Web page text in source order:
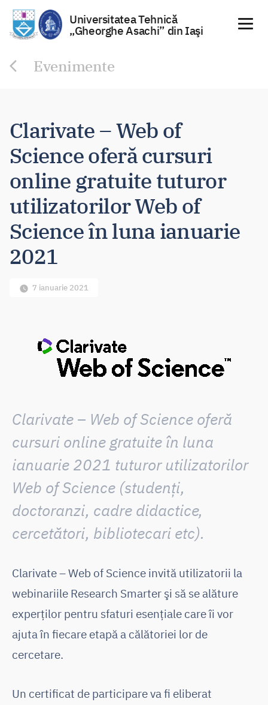
Universitatea Tehnică
„Gheorghe Asachi” din Iaşi
Evenimente
Clarivate – Web of
Science oferă cursuri
online gratuite tuturor
utilizatorilor Web of
Science în luna ianuarie
2021
7 ianuarie 2021
Clarivate – Web of Science oferă
cursuri online gratuite în luna
ianuarie 2021 tuturor utilizatorilor
Web of Science (studenți,
doctoranzi, cadre didactice,
cercetători, bibliotecari etc).
Clarivate – Web of Science invită utilizatorii la
webinariile Research Smarter şi să se alăture
experților pentru sfaturi esenţiale care îi vor
ajuta în fiecare etapă a călătoriei lor de
cercetare.
Un certificat de participare va fi eliberat